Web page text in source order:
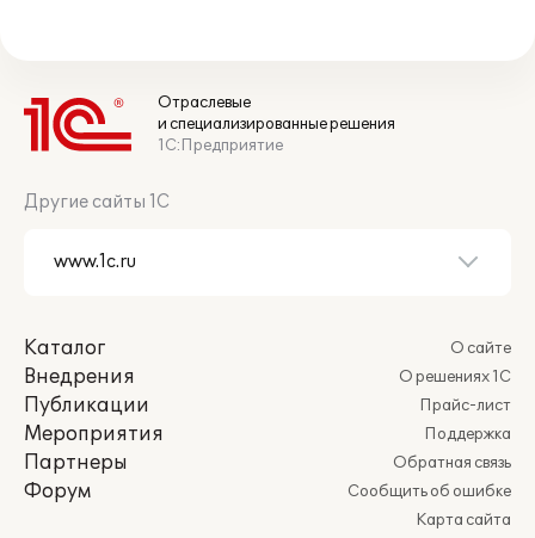
Отраслевые
и специализированные решения
1С:Предприятие
Другие сайты 1С
Каталог
Внедрения
Публикации
Мероприятия
Партнеры
Форум
О сайте
О решениях 1С
Прайс-лист
Поддержка
Обратная связь
Сообщить об ошибке
Карта сайта